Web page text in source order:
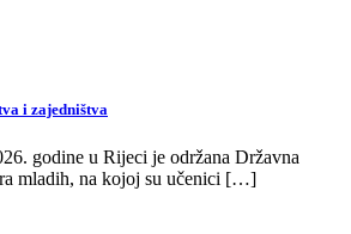
i zajedništva
godine u Rijeci je održana Državna
mladih, na kojoj su učenici […]